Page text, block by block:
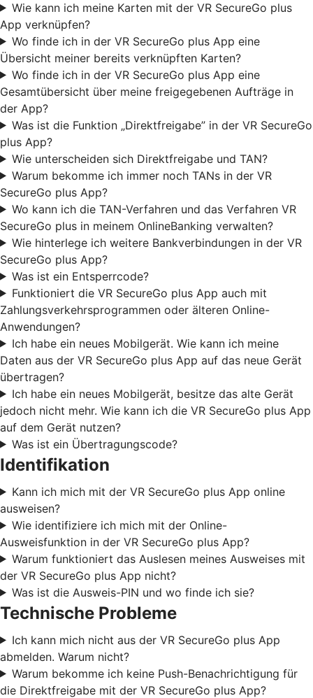
Wie kann ich meine Karten mit der VR SecureGo plus
App verknüpfen?
Wo finde ich in der VR SecureGo plus App eine
Übersicht meiner bereits verknüpften Karten?
Wo finde ich in der VR SecureGo plus App eine
Gesamtübersicht über meine freigegebenen Aufträge in
der App?
Was ist die Funktion „Direktfreigabe” in der VR SecureGo
plus App?
Wie unterscheiden sich Direktfreigabe und TAN?
Warum bekomme ich immer noch TANs in der VR
SecureGo plus App?
Wo kann ich die TAN-Verfahren und das Verfahren VR
SecureGo plus in meinem OnlineBanking verwalten?
Wie hinterlege ich weitere Bankverbindungen in der VR
SecureGo plus App?
Was ist ein Entsperrcode?
Funktioniert die VR SecureGo plus App auch mit
Zahlungsverkehrsprogrammen oder älteren Online-
Anwendungen?
Ich habe ein neues Mobilgerät. Wie kann ich meine
Daten aus der VR SecureGo plus App auf das neue Gerät
übertragen?
Ich habe ein neues Mobilgerät, besitze das alte Gerät
jedoch nicht mehr. Wie kann ich die VR SecureGo plus App
auf dem Gerät nutzen?
Was ist ein Übertragungscode?
Identifikation
Kann ich mich mit der VR SecureGo plus App online
ausweisen?
Wie identifiziere ich mich mit der Online-
Ausweisfunktion in der VR SecureGo plus App?
Warum funktioniert das Auslesen meines Ausweises mit
der VR SecureGo plus App nicht?
Was ist die Ausweis-PIN und wo finde ich sie?
Technische Probleme
Ich kann mich nicht aus der VR SecureGo plus App
abmelden. Warum nicht?
Warum bekomme ich keine Push-Benachrichtigung für
die Direktfreigabe mit der VR SecureGo plus App?